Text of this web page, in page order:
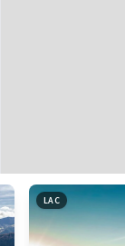
Leaflet
LAC